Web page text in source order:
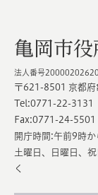
亀岡市役
法人番号
〒621-8501 京都府
Tel:0771-22-3131
Fax:0771-24-5501
開庁時間:午前9時
土曜日、日曜日、
く